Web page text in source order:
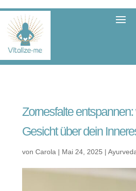
Zornesfalte
Gesicht über dein
von Carola | Mai 24, 2025 |